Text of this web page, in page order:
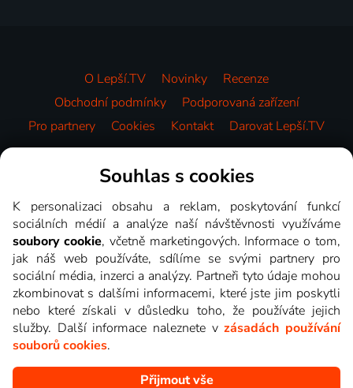
O Lepší.TV Novinky
Recenze
Obchodní podmínky
Podporovaná zařízení
Pro partnery
Cookies Kontakt Darovat Lepší.TV
Videotéka
Copyright © goNET s.r.o. Na tomto webu jsou zobrazovány
Souhlas s cookies
K personalizaci obsahu a reklam, poskytování funkcí
sociálních médií a analýze naší návštěvnosti využíváme
soubory cookie, včetně marketingových. Informace o tom,
jak náš web používáte, sdílíme se svými partnery pro
sociální média, inzerci a analýzy. Partneři tyto údaje mohou
zkombinovat s dalšími informacemi, které jste jim poskytli
nebo které získali v důsledku toho, že používáte jejich
služby. Další informace naleznete vzásadách používání
souborů cookies.
Přijmout vše